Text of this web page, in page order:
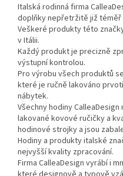
Italská rodinná firma
doplňky nepřetržitě již téměř
Veškeré produkty této
v Itálii.
Každý produkt je precizně
výstupní kontrolou.
Pro výrobu všech produktů
které je ručně lakováno
nábytek.
Všechny hodiny
lakované kovové ručičky a
hodinové strojky a jsou
Hodiny a produkty italské
nejvyšší kvality zpracování.
Firma CalleaDesign vyrábí i